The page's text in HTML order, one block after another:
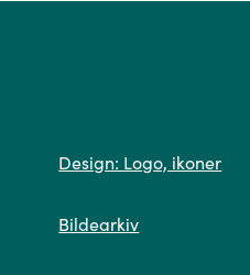
Design: Logo, ikoner
Bildearkiv